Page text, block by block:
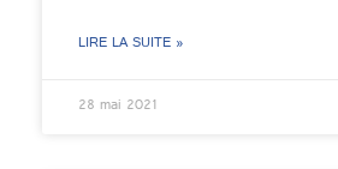
LIRE LA SUITE »
28 mai 2021